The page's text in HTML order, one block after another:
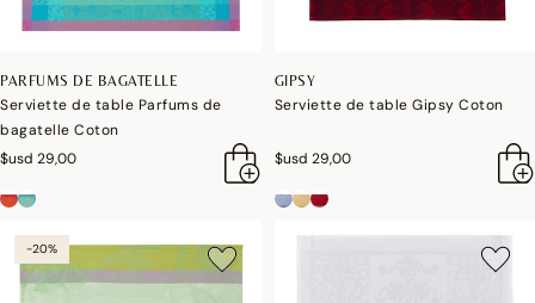
PARFUMS DE BAGATELLE
Serviette de table Parfums de
bagatelle Coton
$usd 29,00
GIPSY
Serviette de table Gipsy Coton
$usd 29,00
-20%